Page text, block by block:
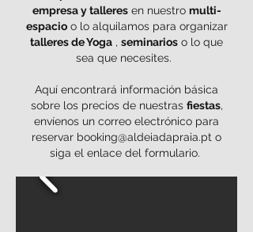
empresa y talleresen nuestro multi-
espacioo lo alquilamos para organizar
talleres de Yoga , seminarios o lo que
sea que necesites.
Aquí encontrará información básica
sobre los precios de nuestras fiestas,
envíenos un correo electrónico para
reservar booking@aldeiadapraia.pt o
siga el enlace del formulario.